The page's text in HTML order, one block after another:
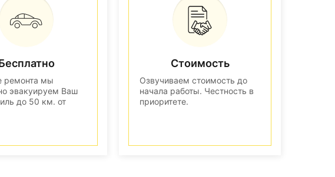
ремонта мы
эвакуируем Ваш
до 50 км. от
Стоимость
Озвучиваем стоимость до
начала работы. Честность в
приоритете.